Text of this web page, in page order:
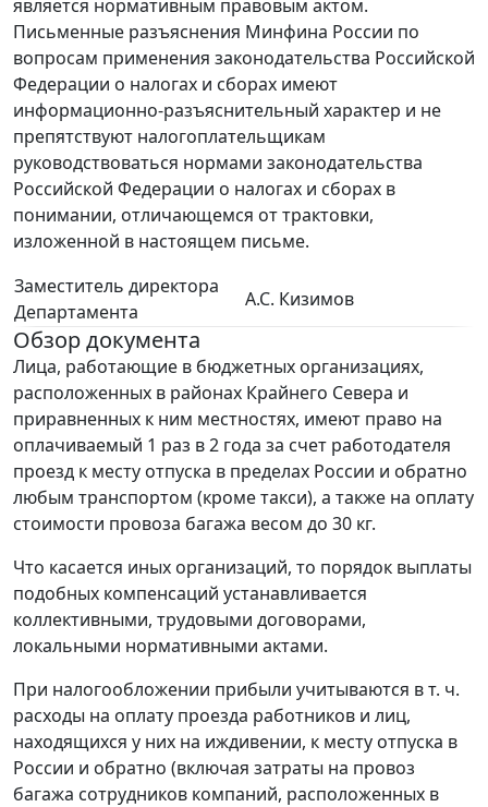
является нормативным правовым актом.
Письменные разъяснения Минфина России по
вопросам применения законодательства Российской
Федерации о налогах и сборах имеют
информационно-разъяснительный характер и не
препятствуют налогоплательщикам
руководствоваться нормами законодательства
Российской Федерации о налогах и сборах в
понимании, отличающемся от трактовки,
изложенной в настоящем письме.
Заместитель директора
Департамента
А.С. Кизимов
Обзор документа
Лица, работающие в бюджетных организациях,
расположенных в районах Крайнего Севера и
приравненных к ним местностях, имеют право на
оплачиваемый 1 раз в 2 года за счет работодателя
проезд к месту отпуска в пределах России и обратно
любым транспортом (кроме такси), а также на оплату
стоимости провоза багажа весом до 30 кг.
Что касается иных организаций, то порядок выплаты
подобных компенсаций устанавливается
коллективными, трудовыми договорами,
локальными нормативными актами.
При налогообложении прибыли учитываются в т. ч.
расходы на оплату проезда работников и лиц,
находящихся у них на иждивении, к месту отпуска в
России и обратно (включая затраты на провоз
багажа сотрудников компаний, расположенных в